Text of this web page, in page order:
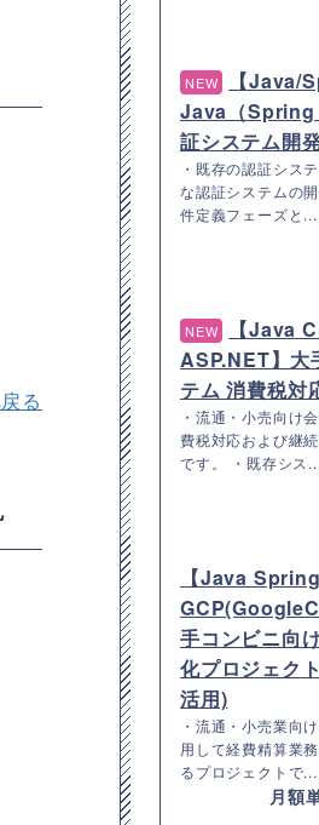
る
NEW
【Java/
Java（Spring
証システム開
・既存の認証シス
な認証システムの
件定義フェーズと...
NEW
【Java
ASP.NET】大
テム 消費税対
・流通・小売向け
費税対応および継
です。 ・既存シス...
【Java
手コンビニ向
化プロジェク
活用)
・流通・小売業向
用して経費精算業
るプロジェクトで...
月額